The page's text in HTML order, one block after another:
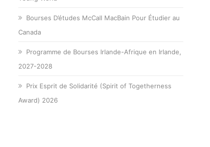
Bourses D’études McCall MacBain Pour Étudier au
Canada
Programme de Bourses Irlande-Afrique en Irlande,
2027-2028
Prix Esprit de Solidarité (Spirit of Togetherness
Award) 2026